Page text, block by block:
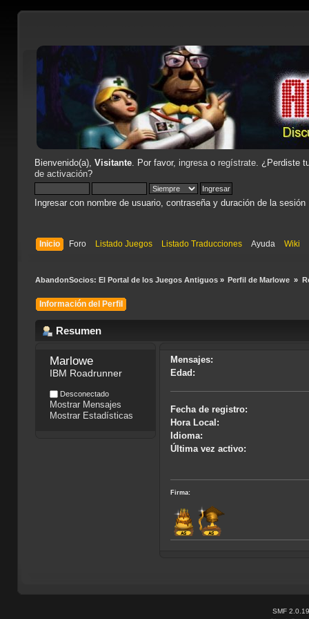
Bienvenido(a), Visitante. Por favor, ingresao regístrate. ¿Perdiste
de activación?
Ingresar con nombre de usuario, contraseña y duración de la sesión
Inicio Foro Listado Juegos Listado Traducciones Ayuda Wiki
AbandonSocios: El Portal de los Juegos Antiguos» Perfil de Marlowe »
Información del Perfil
Resumen
Marlowe
IBM Roadrunner
Desconectado
Mostrar Mensajes
Mostrar Estadísticas
Mensajes:
Edad:
Fecha de registro:
Hora Local:
Idioma:
Última vez activo:
Firma:
SMF 2.0.19